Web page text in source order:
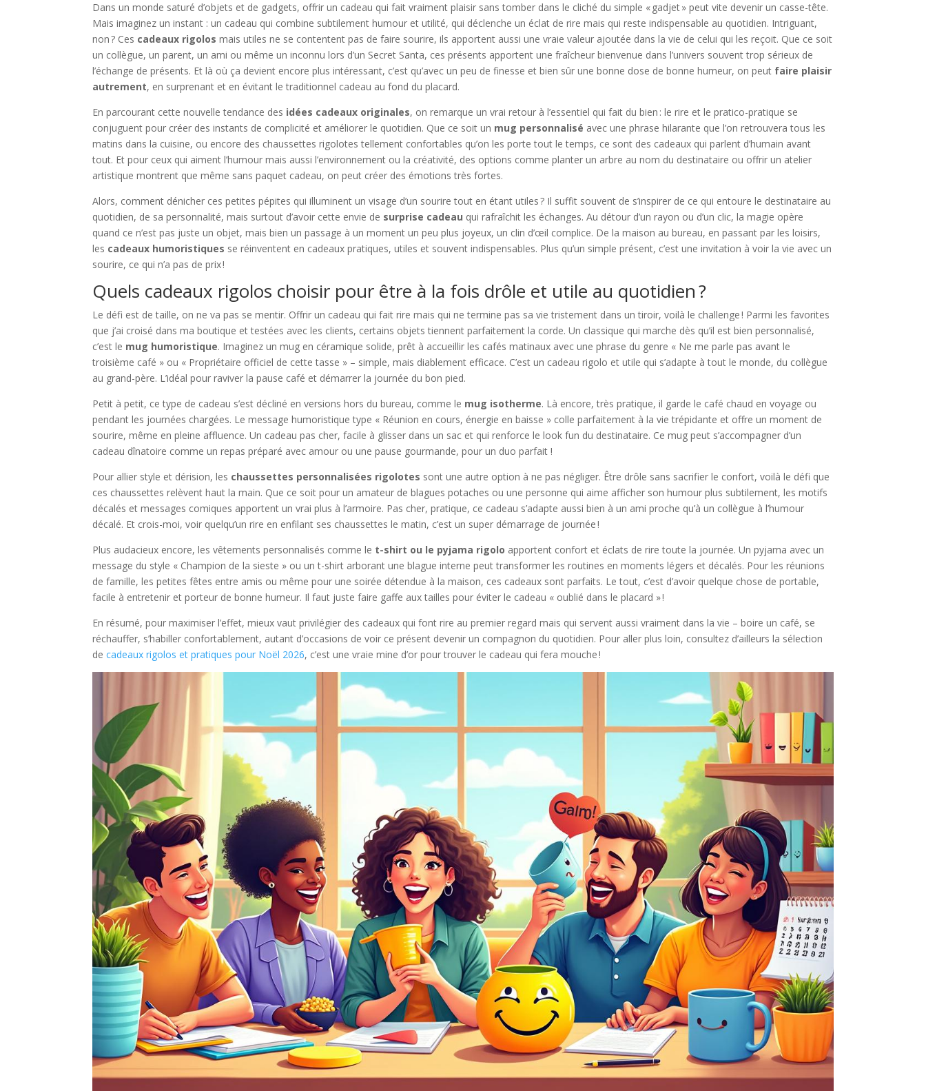
Dans un monde saturé d’objets et de gadgets, offrir un cadeau qui fait vraiment plaisir sans tomber dans le cliché du simple « gadjet » peut vite devenir un casse-tête.
Mais imaginez un instant : un cadeau qui combine subtilement humour et utilité, qui déclenche un éclat de rire mais qui reste indispensable au quotidien. Intriguant,
non ? Ces cadeaux rigolos mais utiles ne se contentent pas de faire sourire, ils apportent aussi une vraie valeur ajoutée dans la vie de celui qui les reçoit. Que ce soit
un collègue, un parent, un ami ou même un inconnu lors d’un Secret Santa, ces présents apportent une fraîcheur bienvenue dans l’univers souvent trop sérieux de
l’échange de présents. Et là où ça devient encore plus intéressant, c’est qu’avec un peu de finesse et bien sûr une bonne dose de bonne humeur, on peut faire plaisir
autrement, en surprenant et en évitant le traditionnel cadeau au fond du placard.
En parcourant cette nouvelle tendance des idées cadeaux originales, on remarque un vrai retour à l’essentiel qui fait du bien : le rire et le pratico-pratique se
conjuguent pour créer des instants de complicité et améliorer le quotidien. Que ce soit un mug personnalisé avec une phrase hilarante que l’on retrouvera tous les
matins dans la cuisine, ou encore des chaussettes rigolotes tellement confortables qu’on les porte tout le temps, ce sont des cadeaux qui parlent d’humain avant
tout. Et pour ceux qui aiment l’humour mais aussi l’environnement ou la créativité, des options comme planter un arbre au nom du destinataire ou offrir un atelier
artistique montrent que même sans paquet cadeau, on peut créer des émotions très fortes.
Alors, comment dénicher ces petites pépites qui illuminent un visage d’un sourire tout en étant utiles ? Il suffit souvent de s’inspirer de ce qui entoure le destinataire au
quotidien, de sa personnalité, mais surtout d’avoir cette envie de surprise cadeau qui rafraîchit les échanges. Au détour d’un rayon ou d’un clic, la magie opère
quand ce n’est pas juste un objet, mais bien un passage à un moment un peu plus joyeux, un clin d’œil complice. De la maison au bureau, en passant par les loisirs,
les cadeaux humoristiques se réinventent en cadeaux pratiques, utiles et souvent indispensables. Plus qu’un simple présent, c’est une invitation à voir la vie avec un
sourire, ce qui n’a pas de prix !
Quels cadeaux rigolos choisir pour être à la fois drôle et utile au quotidien ?
Le défi est de taille, on ne va pas se mentir. Offrir un cadeau qui fait rire mais qui ne termine pas sa vie tristement dans un tiroir, voilà le challenge ! Parmi les favorites
que j’ai croisé dans ma boutique et testées avec les clients, certains objets tiennent parfaitement la corde. Un classique qui marche dès qu’il est bien personnalisé,
c’est le mug humoristique. Imaginez un mug en céramique solide, prêt à accueillir les cafés matinaux avec une phrase du genre « Ne me parle pas avant le
troisième café » ou « Propriétaire officiel de cette tasse » – simple, mais diablement efficace. C’est un cadeau rigolo et utile qui s’adapte à tout le monde, du collègue
au grand-père. L’idéal pour raviver la pause café et démarrer la journée du bon pied.
Petit à petit, ce type de cadeau s’est décliné en versions hors du bureau, comme le mug isotherme. Là encore, très pratique, il garde le café chaud en voyage ou
pendant les journées chargées. Le message humoristique type « Réunion en cours, énergie en baisse » colle parfaitement à la vie trépidante et offre un moment de
sourire, même en pleine affluence. Un cadeau pas cher, facile à glisser dans un sac et qui renforce le look fun du destinataire. Ce mug peut s’accompagner d’un
cadeau dînatoire comme un repas préparé avec amour ou une pause gourmande, pour un duo parfait !
Pour allier style et dérision, les chaussettes personnalisées rigolotes sont une autre option à ne pas négliger. Être drôle sans sacrifier le confort, voilà le défi que
ces chaussettes relèvent haut la main. Que ce soit pour un amateur de blagues potaches ou une personne qui aime afficher son humour plus subtilement, les motifs
décalés et messages comiques apportent un vrai plus à l’armoire. Pas cher, pratique, ce cadeau s’adapte aussi bien à un ami proche qu’à un collègue à l’humour
décalé. Et crois-moi, voir quelqu’un rire en enfilant ses chaussettes le matin, c’est un super démarrage de journée !
Plus audacieux encore, les vêtements personnalisés comme le t-shirt ou le pyjama rigolo apportent confort et éclats de rire toute la journée. Un pyjama avec un
message du style « Champion de la sieste » ou un t-shirt arborant une blague interne peut transformer les routines en moments légers et décalés. Pour les réunions
de famille, les petites fêtes entre amis ou même pour une soirée détendue à la maison, ces cadeaux sont parfaits. Le tout, c’est d’avoir quelque chose de portable,
facile à entretenir et porteur de bonne humeur. Il faut juste faire gaffe aux tailles pour éviter le cadeau « oublié dans le placard » !
En résumé, pour maximiser l’effet, mieux vaut privilégier des cadeaux qui font rire au premier regard mais qui servent aussi vraiment dans la vie – boire un café, se
réchauffer, s’habiller confortablement, autant d’occasions de voir ce présent devenir un compagnon du quotidien. Pour aller plus loin, consultez d’ailleurs la sélection
decadeaux rigolos et pratiques pour Noël 2026, c’est une vraie mine d’or pour trouver le cadeau qui fera mouche !